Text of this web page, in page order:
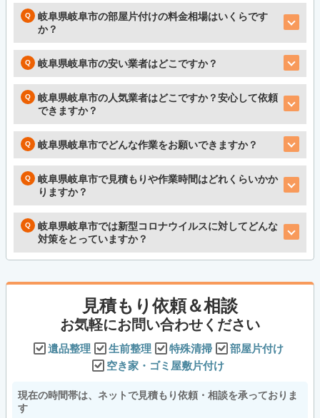
岐阜県岐阜市の部屋片付けの料金相場はいくらです
か？
岐阜県岐阜市の安い業者はどこですか？
岐阜県岐阜市の人気業者はどこですか？安心して依頼
できますか？
岐阜県岐阜市でどんな作業をお願いできますか？
岐阜県岐阜市で見積もりや作業時間はどれくらいかか
りますか？
岐阜県岐阜市では新型コロナウイルスに対してどんな
対策をとっていますか？
見積もり依頼＆相談
お気軽にお問い合わせください
遺品整理 生前整理 特殊清掃
部屋片付け
空き家・ゴミ屋敷片付け
現在の時間帯は、ネットで見積もり依頼・相談を承っておりま
す